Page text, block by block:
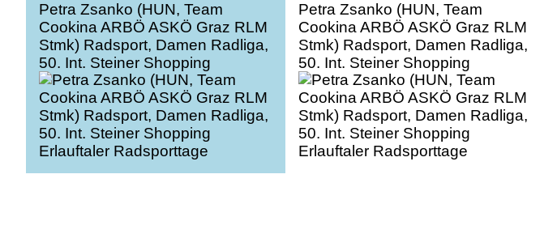
Petra Zsanko (HUN, Team
Cookina ARBÖ ASKÖ Graz RLM
Stmk) Radsport, Damen Radliga,
50. Int. Steiner Shopping
Erlauftaler Radsporttage
Petra Zsanko (HUN, Team
Cookina ARBÖ ASKÖ Graz RLM
Stmk) Radsport, Damen Radliga,
50. Int. Steiner Shopping
Erlauftaler Radsporttage